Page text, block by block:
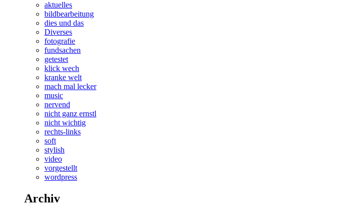
aktuelles
bildbearbeitung
dies und das
Diverses
fotografie
fundsachen
getestet
klick wech
kranke welt
mach mal lecker
music
nervend
nicht ganz ernstl
nicht wichtig
rechts-links
soft
stylish
video
vorgestellt
wordpress
Archiv